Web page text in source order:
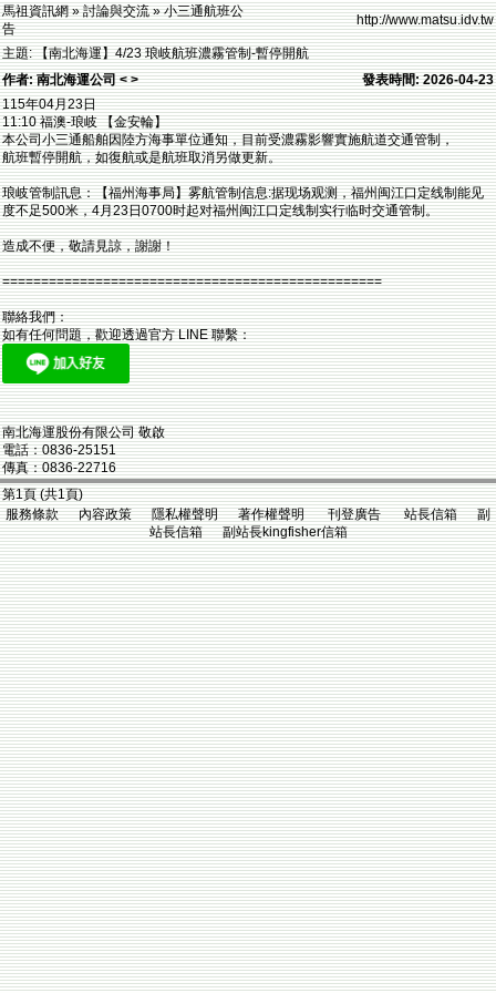
馬祖資訊網 » 討論與交流 » 小三通航班公
告
http://www.matsu.idv.tw
主題: 【南北海運】4/23 琅岐航班濃霧管制-暫停開航
作者: 南北海運公司 < >
發表時間: 2026-04-23
115年04月23日
11:10 福澳-琅岐 【金安輪】
本公司小三通船舶因陸方海事單位通知，目前受濃霧影響實施航道交通管制，
航班暫停開航，如復航或是航班取消另做更新。
琅岐管制訊息：【福州海事局】雾航管制信息:据现场观测，福州闽江口定线制能见
度不足500米，4月23日0700时起对福州闽江口定线制实行临时交通管制。
造成不便，敬請見諒，謝謝！
=================================================
聯絡我們：
如有任何問題，歡迎透過官方 LINE 聯繫：
南北海運股份有限公司 敬啟
電話：0836-25151
傳真：0836-22716
第1頁 (共1頁)
服務條款 內容政策 隱私權聲明 著作權聲明 刊登廣告 站長信箱 副
站長信箱 副站長kingfisher信箱